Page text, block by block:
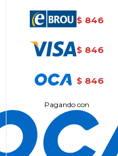
$ 846
$ 846
$ 846
Pagando con
Comprá en 3
12 cuotas *
* sujeto